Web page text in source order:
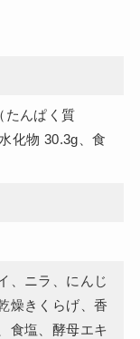
たんぱく質
化物 30.3g、食
、ニラ、にんじ
燥きくらげ、香
食塩、酵母エキ